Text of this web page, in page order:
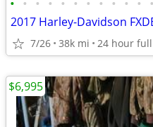
• • • • • • • • • • • •
2017 Harley-Davidson
7/26 38k mi 24 hour
$6,995